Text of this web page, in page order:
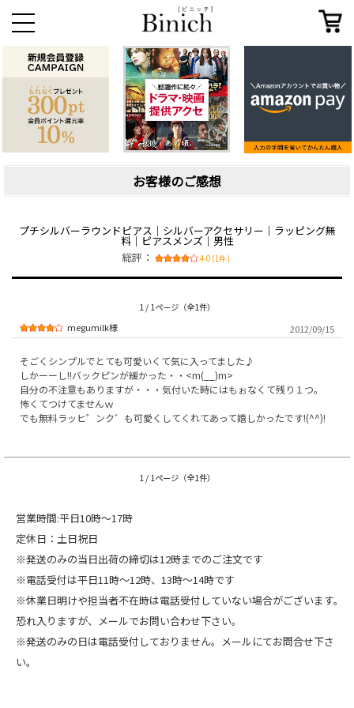
お客様のご感想
プチシルバーラウンドピアス｜シルバーアクセサリー｜ラッピング無
料｜ピアスメンズ｜男性
総評：
4.0 (1件)
1 / 1ページ（全1件）
megumilk様 2012/09/15
そごくシンプルでとても可愛いくて気に入ってました♪
しかーーし!!バックピンが緩かった・・<m(__)m>
自分の不注意もありますが・・・気付いた時にはもぉなくて残り１つ。
怖くてつけてませんｗ
でも無料ラッヒ゜ンク゛も可愛くしてくれてあって嬉しかったです!(^^)!
1 / 1ページ（全1件）
営業時間:平日10時～17時
定休日：土日祝日
※発送のみの当日出荷の締切は12時までのご注文です
※電話受付は平日11時～12時、13時～14時です
※休業日明けや担当者不在時は電話受付していない場合がございます。
恐れ入りますが、メールでお問い合わせ下さい。
※発送のみの日は電話受付しておりません。メールにてお問合せ下さ
い。